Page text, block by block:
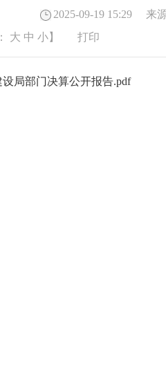
2025-09-19 15:29 来
大 中 小】 打印
局部门决算公开报告.pdf